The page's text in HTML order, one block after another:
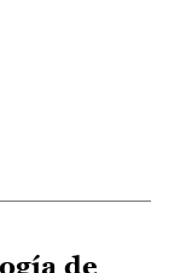
de